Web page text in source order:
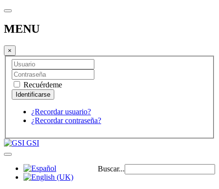
MENU
×
Recuérdeme
¿Recordar usuario?
¿Recordar contraseña?
GSI
Buscar...